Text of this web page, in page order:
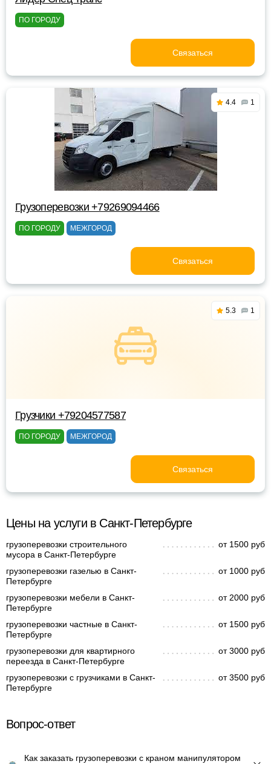
ПО ГОРОДУ
Связаться
4.4 1
Грузоперевозки +79269094466
ПО ГОРОДУ МЕЖГОРОД
Связаться
5.3 1
Грузчики +79204577587
ПО ГОРОДУ МЕЖГОРОД
Связаться
Цены на услуги в Санкт-Петербурге
грузоперевозки строительного
мусора в Санкт-Петербурге
от 1500 руб
грузоперевозки газелью в Санкт-
Петербурге
от 1000 руб
грузоперевозки мебели в Санкт-
Петербурге
от 2000 руб
грузоперевозки частные в Санкт-
Петербурге
от 1500 руб
грузоперевозки для квартирного
переезда в Санкт-Петербурге
от 3000 руб
грузоперевозки с грузчиками в Санкт-
Петербурге
от 3500 руб
Вопрос-ответ
Как заказать грузоперевозки с краном манипулятором